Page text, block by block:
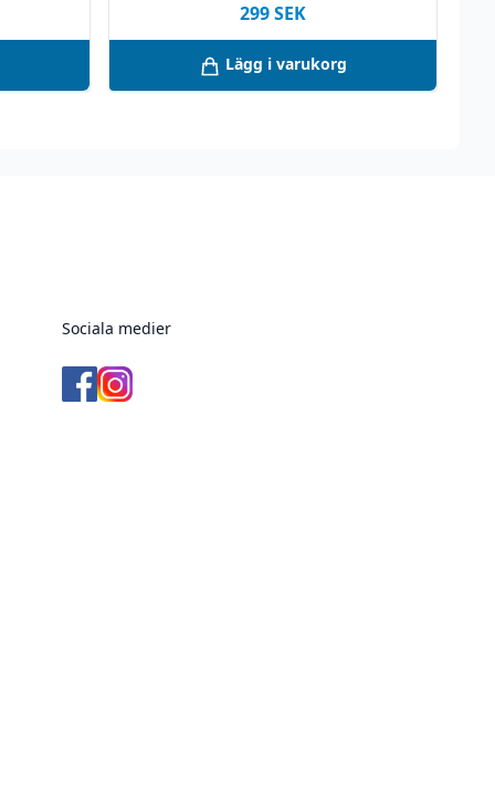
299SEK
Lägg i varukorg
Sociala medier